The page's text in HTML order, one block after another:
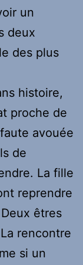
un
deux
des plus
histoire,
proche de
avouée
de
La fille
reprendre
êtres
rencontre
si un